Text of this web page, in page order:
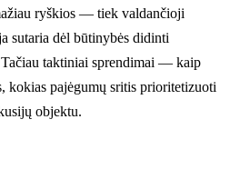
ryškios — tiek valdančioji
sutaria dėl būtinybės didinti
taktiniai sprendimai — kaip
kokias pajėgumų sritis prioritetizuoti
objektu.